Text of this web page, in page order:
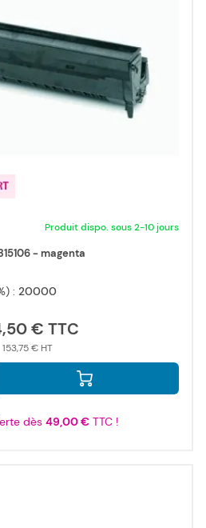
Produit dispo. sous 2-10 jours
- magenta
: 20000
€
153,75 €
dès 49,00 €TTC !